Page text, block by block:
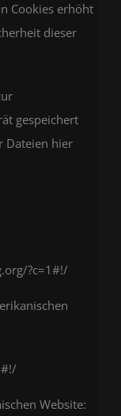
Cookies erhöht
dieser
gespeichert
Dateien hier
?c=1#!/
Website: